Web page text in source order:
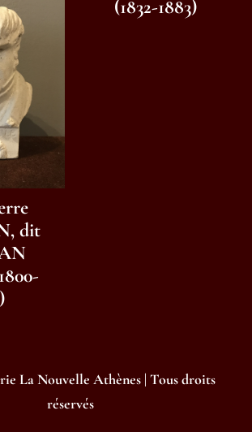
dit
(1832-1883)
La Nouvelle Athènes | Tous droits
réservés